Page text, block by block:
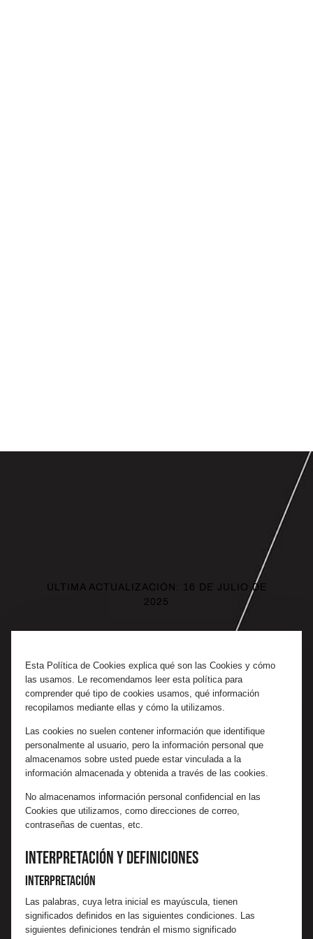
ÚLTIMA ACTUALIZACIÓN: 16 DE JULIO DE
2025
Esta Política de Cookies explica qué son las Cookies y cómo
las usamos. Le recomendamos leer esta política para
comprender qué tipo de cookies usamos, qué información
recopilamos mediante ellas y cómo la utilizamos.
Las cookies no suelen contener información que identifique
personalmente al usuario, pero la información personal que
almacenamos sobre usted puede estar vinculada a la
información almacenada y obtenida a través de las cookies.
No almacenamos información personal confidencial en las
Cookies que utilizamos, como direcciones de correo,
contraseñas de cuentas, etc.
Interpretación y definiciones
Interpretación
Las palabras, cuya letra inicial es mayúscula, tienen
significados definidos en las siguientes condiciones. Las
siguientes definiciones tendrán el mismo significado